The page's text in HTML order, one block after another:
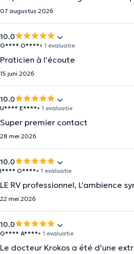
07 augustus 2026
10.0
O**** O****• 1 evaluatie
Praticien à l'écoute
15 juni 2026
10.0
U**** E****• 1 evaluatie
Super premier contact
28 mei 2026
10.0
I**** O****• 1 evaluatie
LE RV professionnel, L’ambience
22 mei 2026
10.0
O**** A****• 1 evaluatie
Le docteur Krokos a été d'une